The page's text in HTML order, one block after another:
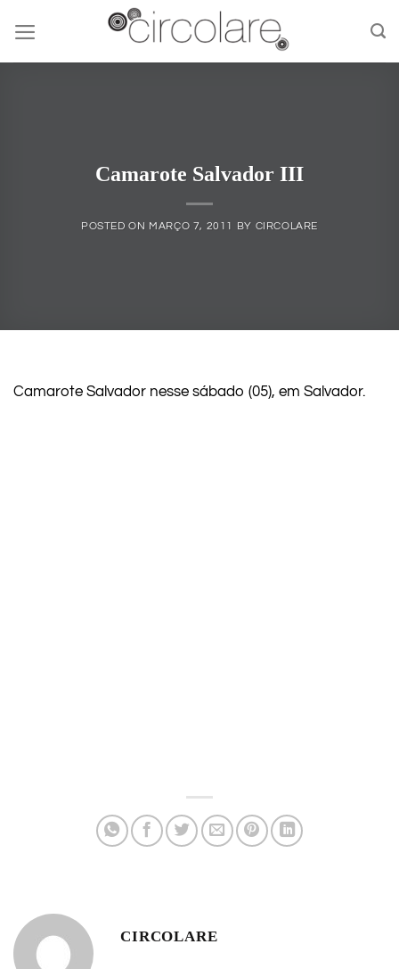
content
Camarote Salvador III
POSTED ON MARÇO 7, 2011 BY CIRCOLARE
Camarote Salvador nesse sábado (05), em Salvador.
CIRCOLARE